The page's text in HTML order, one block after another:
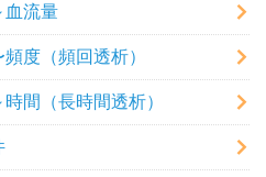
血流量
度（頻回透析）
間（長時間透析）